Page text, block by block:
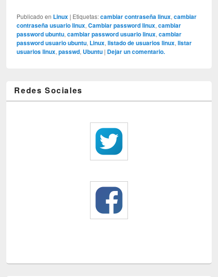
Publicado en Linux | Etiquetas: cambiar contraseña linux,cambiar
contraseña usuario linux,Cambiar password linux,cambiar
password ubuntu,cambiar password usuario linux,cambiar
password usuario ubuntu, Linux,listado de usuarios linux,listar
usuarios linux,passwd, Ubuntu | Dejar un comentario.
Redes Sociales